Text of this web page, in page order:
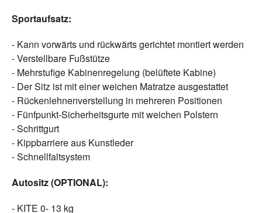
Sportaufsatz:
- Kann vorwärts und rückwärts gerichtet montiert werden
- Verstellbare Fußstütze
- Mehrstufige Kabinenregelung (belüftete Kabine)
- Der Sitz ist mit einer weichen Matratze ausgestattet
- Rückenlehnenverstellung in mehreren Positionen
- Fünfpunkt-Sicherheitsgurte mit weichen Polstern
- Schrittgurt
- Kippbarriere aus Kunstleder
- Schnellfaltsystem
Autositz (OPTIONAL):
- KITE 0- 13 kg